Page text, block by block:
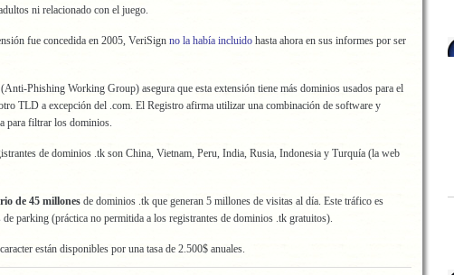
ni relacionado con el juego.
fue concedida en 2005, VeriSign no la había incluido hasta ahora en sus informes por ser
Phishing Working Group) asegura que esta extensión tiene más dominios usados para el
TLD a excepción del .com. El Registro afirma utilizar una combinación de software y
para filtrar los dominios.
de dominios .tk son China, Vietnam, Peru, India, Rusia, Indonesia y Turquía (la web
de 45 millones de dominios .tk que generan 5 millones de visitas al día. Este tráfico es
de parking (práctica no permitida a los registrantes de dominios .tk gratuitos).
están disponibles por una tasa de 2.500$ anuales.